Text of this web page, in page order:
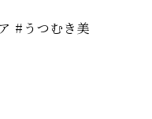
#うつむき美